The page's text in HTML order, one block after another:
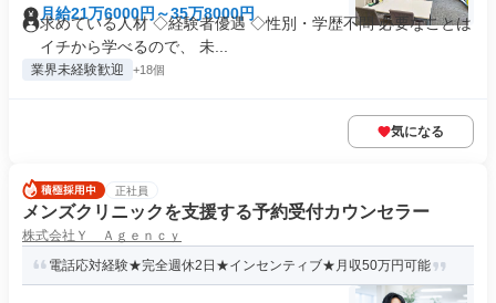
月給21万6000円～35万8000円
求めている人材 ◇経験者優遇 ◇性別・学歴不問 必要なことは
イチから学べるので、 未...
業界未経験歓迎 +18個
気になる
正社員
メンズクリニックを支援する予約受付カウンセラー
株式会社Ｙ Ａｇｅｎｃｙ
電話応対経験★完全週休2日★インセンティブ★月収50万円可能